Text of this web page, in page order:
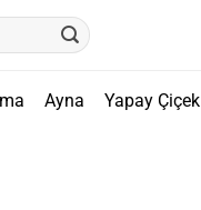
Ayna Yapay Çiçek